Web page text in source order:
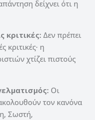
δείχνει ότι η
κριτικές: Δεν πρέπει
κριτικές· η
χτίζει πιστούς
Οι
τον κανόνα
Σωστή,